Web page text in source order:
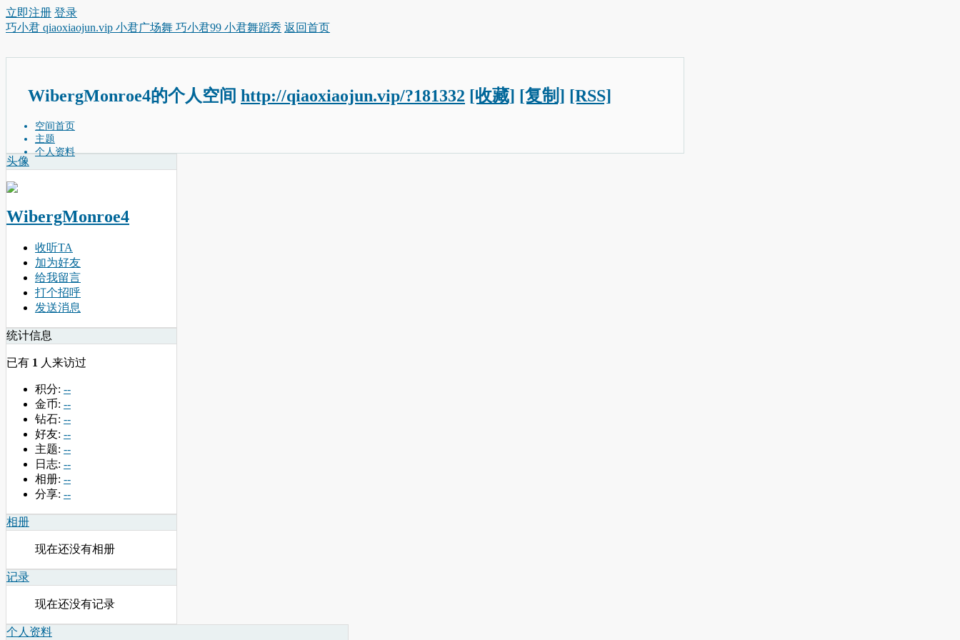
立即注册 登录
巧小君 qiaoxiaojun.vip 小君广场舞 巧小君99 小君舞蹈秀 返回首页
WibergMonroe4的个人空间 http://qiaoxiaojun.vip/?181332 [收藏] [复制] [RSS]
空间首页
主题
个人资料
头像
WibergMonroe4
收听TA
加为好友
给我留言
打个招呼
发送消息
统计信息
已有 1 人来访过
积分: --
金币: --
钻石: --
好友: --
主题: --
日志: --
相册: --
分享: --
相册
现在还没有相册
记录
现在还没有记录
个人资料